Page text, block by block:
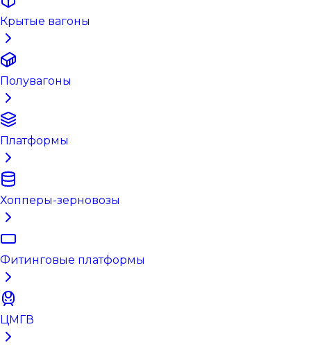
Крытые вагоны
Полувагоны
Платформы
Хопперы-зерновозы
Фитинговые платформы
ЦМГВ